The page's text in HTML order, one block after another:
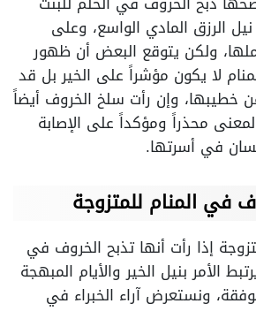
الرزق المادي الواسع، وعلى
ولكن يتوقع البعض أن ظهور
لا يكون مؤشراً على الخير بل قد
خطيبها، وإن رأت سلخ الخروف أيضاً
محذراً ومؤكداً على الإصابة
في أسرتها.
في المنام للمتزوجة
إذا رأت أنها تذبح الخروف في
الأمر بنيل الخير والأيام المبهجة
ونستعرض آراء الخبراء في